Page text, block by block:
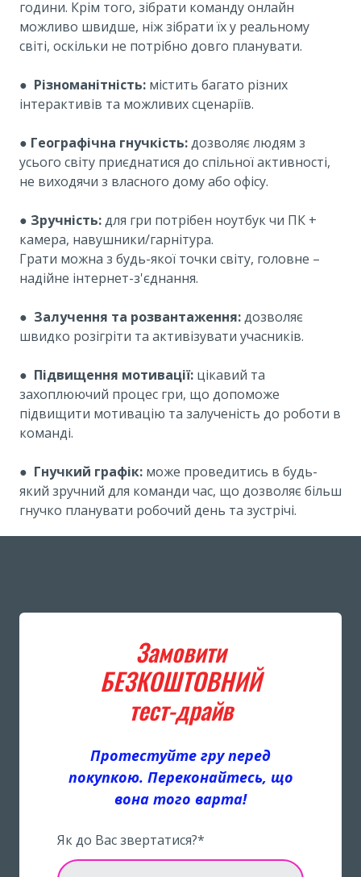
години. Крім того, зібрати команду онлайн
можливо швидше, ніж зібрати їх у реальному
світі, оскільки не потрібно довго планувати.
● Різноманітність: містить багато різних
інтерактивів та можливих сценаріїв.
● Географічна гнучкість:дозволяє людям з
усього світу приєднатися до спільної активності,
не виходячи з власного дому або офісу.
● Зручність:для гри потрібен ноутбук чи ПК +
камера, навушники/гарнітура.
Грати можна з будь-якої точки світу, головне –
надійне інтернет-з'єднання.
● Залучення та розвантаження:дозволяє
швидко розігріти та активізувати учасників.
● Підвищення мотивації: цікавий та
захоплюючий процес гри, що допоможе
підвищити мотивацію та залученість до роботи в
команді.
● Гнучкий графік: може проведитись в будь-
який зручний для команди час, що дозволяє більш
гнучко планувати робочий день та зустрічі.
Замовити
БЕЗКОШТОВНИЙ
тест-драйв
Протестуйте гру перед
покупкою. Переконайтесь, що
вона того варта!
Як до Вас звертатися?*